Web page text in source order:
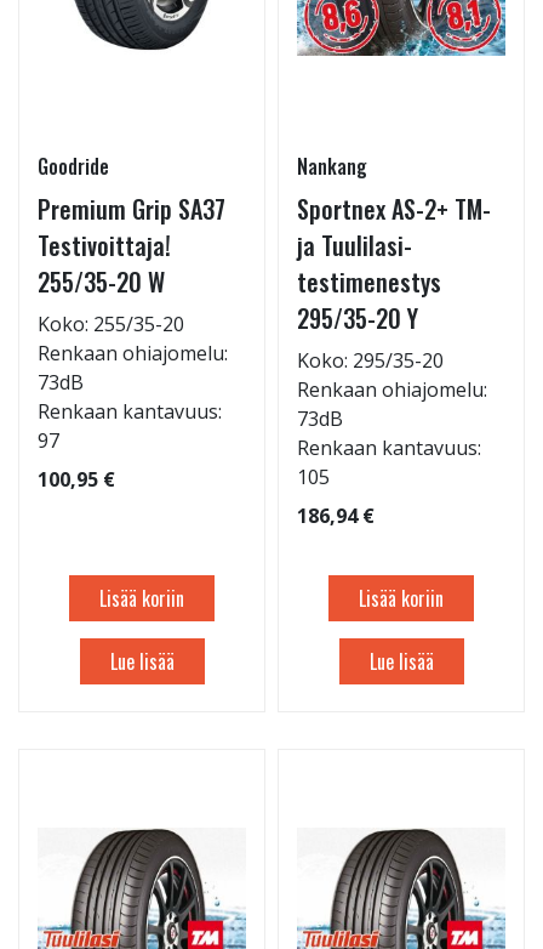
Goodride
Premium Grip SA37
Testivoittaja!
255/35-20 W
Koko: 255/35-20
Renkaan ohiajomelu:
73dB
Renkaan kantavuus:
97
100,95 €
Lisää koriin
Lue lisää
Nankang
Sportnex AS-2+ TM-
ja Tuulilasi-
testimenestys
295/35-20 Y
Koko: 295/35-20
Renkaan ohiajomelu:
73dB
Renkaan kantavuus:
105
186,94 €
Lisää koriin
Lue lisää